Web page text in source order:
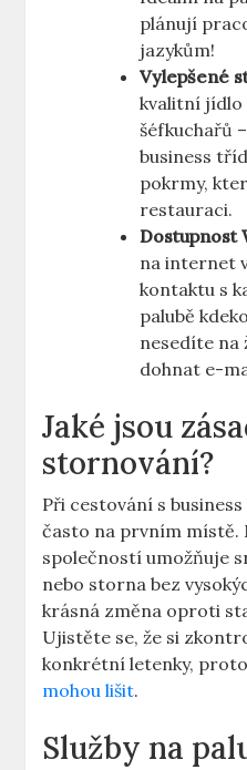
plánují
jazykům!
Vylepšené
kvalitní jídlo
šéfkuchařů
business
pokrmy,
restauraci.
Dostupnost
na internet
kontaktu s
palubě
nesedíte na
dohnat e-
Jaké jsou
stornování?
Při cestování s
často na prvním místě.
společností umožňuje
nebo storna bez
krásná změna oproti
Ujistěte se, že si
konkrétní letenky,
mohou lišit.
Služby na